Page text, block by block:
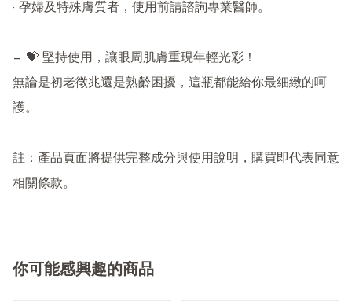
· 孕婦及特殊膚質者，使用前請諮詢專業醫師。
— 💝 堅持使用，讓眼周肌膚重現年輕光彩！
無論是初老徵兆還是熟齡困擾，這瓶都能給你最細緻的呵
護。
註：產品頁面將提供完整成分與使用說明，購買即代表同意
相關條款。
你可能感興趣的商品